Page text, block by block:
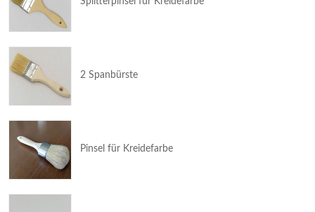
2 Spanbürste
Pinsel für Kreidefarbe